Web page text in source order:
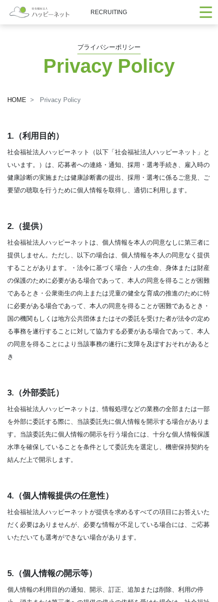
RECRUITING
プライバシーポリシー
Privacy Policy
HOME Privacy Policy
1.（利用目的）
社会福祉法人ハッピーネット（以下「社会福祉法人ハッピーネット」と
いいます。）は、応募者への連絡・通知、採用・選考手続き、雇入時の
健康診断の実施または健康診断書の提出、採用・選考に係るご意見、ご
要望の聴取を行うために個人情報を取得し、適切に利用します。
2.（提供）
社会福祉法人ハッピーネットは、個人情報を本人の同意なしに第三者に
提供しません。ただし、以下の場合は、個人情報を本人の同意なく提供
することがあります。・法令に基づく場合・人の生命、身体または財産
の保護のために必要がある場合であって、本人の同意を得ることが困難
であるとき・公衆衛生の向上または児童の健全な育成の推進のために特
に必要がある場合であって、本人の同意を得ることが困難であるとき・
国の機関もしくは地方公共団体またはその委託を受けた者が法令の定め
る事務を遂行することに対して協力する必要がある場合であって、本人
の同意を得ることにより当該事務の遂行に支障を及ぼすおそれがあると
き
3.（外部委託）
社会福祉法人ハッピーネットは、情報処理などの業務の全部または一部
を外部に委託する際に、当該委託先に個人情報を開示する場合がありま
す。当該委託先に個人情報の開示を行う場合には、十分な個人情報保護
水準を確保していることを条件として委託先を選定し、機密保持契約を
結んだ上で開示します。
4.（個人情報提供の任意性）
社会福祉法人ハッピーネットが提供を求めるすべての項目にお答えいた
だく必要はありませんが、必要な情報が不足している場合には、ご応募
いただいても選考ができない場合があります。
5.（個人情報の開示等）
個人情報の利用目的の通知、開示、訂正、追加または削除、利用の停